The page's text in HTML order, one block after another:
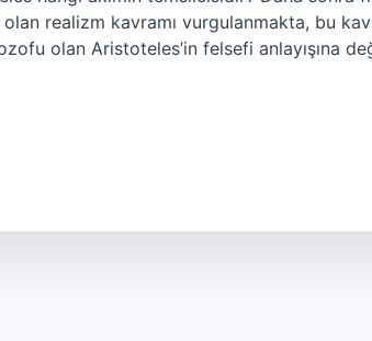
realizm kavramı vurgulanmakta, bu
olan Aristoteles’in felsefi anlayışına